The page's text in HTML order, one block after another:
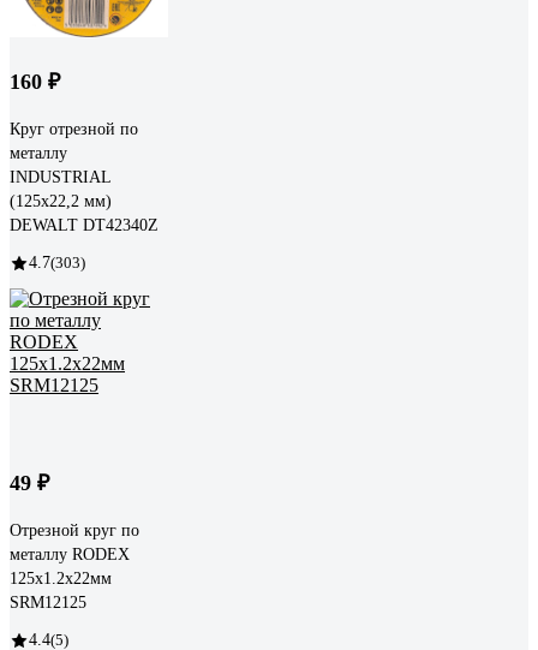
160 ₽
Круг отрезной по
металлу
INDUSTRIAL
(125х22,2 мм)
DEWALT DT42340Z
4.7(303)
49 ₽
Отрезной круг по
металлу RODEX
125x1.2x22мм
SRM12125
4.4(5)